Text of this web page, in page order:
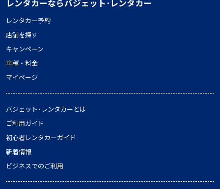
レンタカーならバジェット･レンタカー
レンタカー予約
店舗を探す
キャンペーン
車種・料金
マイページ
バジェット･レンタカーとは
ご利用ガイド
初心者レンタカーガイド
新着情報
ビジネスでのご利用